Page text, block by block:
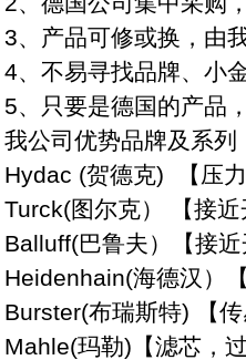
3、产品可修或换，由
4、不易寻找品牌、小
5、只要是德国的产品
我公司优势品牌及系列
Hydac (贺德克) 【压
Turck(图尔克） 【接
Balluff(巴鲁夫）【接
Heidenhain(海德汉）
Burster(布瑞斯特) 【
Mahle(玛勒)【滤芯，